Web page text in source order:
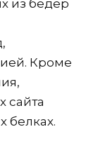
из бедер
Кроме
сайта
белках.